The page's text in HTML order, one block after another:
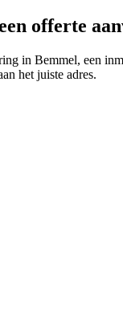
offerte
in Bemmel, een
het juiste adres.